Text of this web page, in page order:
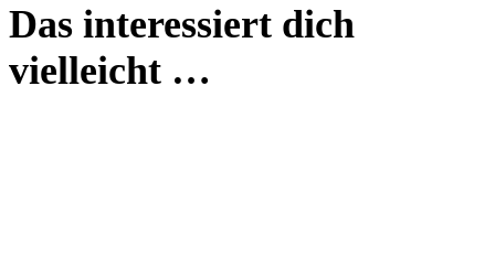
Das interessiert dich
vielleicht …